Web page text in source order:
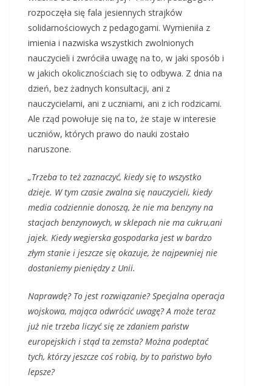
rozpoczęła się fala jesiennych strajków
solidarnościowych z pedagogami. Wymieniła z
imienia i nazwiska wszystkich zwolnionych
nauczycieli i zwróciła uwagę na to, w jaki sposób i
w jakich okolicznościach się to odbywa. Z dnia na
dzień, bez żadnych konsultacji, ani z
nauczycielami, ani z uczniami, ani z ich rodzicami.
Ale rząd powołuje się na to, że staje w interesie
uczniów, których prawo do nauki zostało
naruszone.
„Trzeba to też zaznaczyć, kiedy się to wszystko
dzieje. W tym czasie zwalna się nauczycieli, kiedy
media codziennie donoszą, że nie ma benzyny na
stacjach benzynowych, w sklepach nie ma cukru,ani
jajek. Kiedy wegierska gospodarka jest w bardzo
złym stanie i jeszcze się okazuje, że najpewniej nie
dostaniemy pieniędzy z Unii.
Naprawdę? To jest rozwiązanie? Specjalna operacja
wojskowa, mająca odwrócić uwagę? A może teraz
już nie trzeba liczyć się ze zdaniem państw
europejskich i stąd ta zemsta? Można podeptać
tych, którzy jeszcze coś robią, by to państwo było
lepsze?